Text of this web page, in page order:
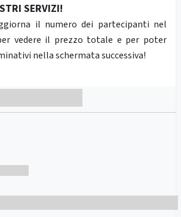
SERVIZI!
il numero dei partecipanti nel
vedere il prezzo totale e per poter
nella schermata successiva!